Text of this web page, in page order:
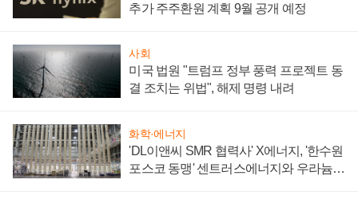
추가 주주환원 계획 9월 공개 예정
사회
미국 법원 "트럼프 정부 풍력 프로젝트 동
결 조치는 위법", 해제 명령 내려
화학·에너지
'DL이앤씨 SMR 협력사' X에너지, '한수원
포스코 동맹' 센트러스에너지와 우라늄